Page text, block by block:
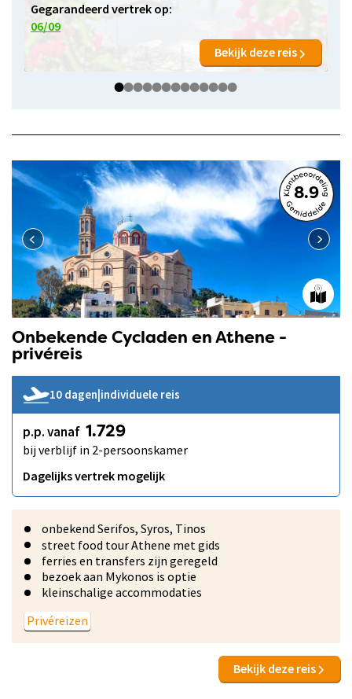
Gegarandeerd vertrek op:
06/09
Bekijk deze reis
8.9
Onbekende Cycladen en Athene -
privéreis
10 dagen individuele reis
p.p. vanaf 1.729
bij verblijf in 2-persoonskamer
Dagelijks vertrek mogelijk
onbekend Serifos, Syros, Tinos
street food tour Athene met gids
ferries en transfers zijn geregeld
bezoek aan Mykonos is optie
kleinschalige accommodaties
Privéreizen
Bekijk deze reis